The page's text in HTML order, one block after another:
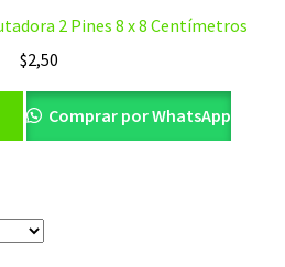
2 Pines 8 x 8 Centímetros
$2,50
Comprar por WhatsApp